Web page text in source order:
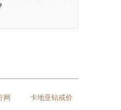
网 卡地亚钻戒价